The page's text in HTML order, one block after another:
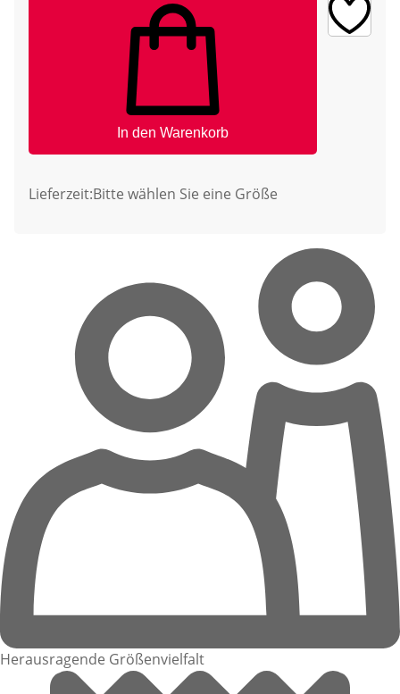
In den Warenkorb
Lieferzeit:Bitte wählen Sie eine Größe
Herausragende Größenvielfalt